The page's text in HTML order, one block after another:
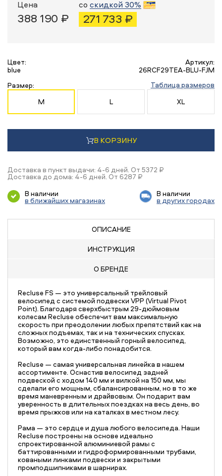
Цена
388 190 ₽
со скидкой 30%
271 733 ₽
Цвет:
blue
Артикул:
26RCF29TEA-BLU-FJM
Размер:
Таблица размеров
M
L XL
В КОРЗИНУ
Доставка в пункт выдачи: 4-6 дней. От 5372 ₽
Доставка до дома: 4-6 дней. От 6287 ₽
В наличии
в ближайших магазинах
В наличии
в других городах
ОПИСАНИЕ
ИНСТРУКЦИЯ
О БРЕНДЕ
Recluse FS — это универсальный трейловый
велосипед с системой подвески VPP (Virtual Pivot
Point). Благодаря сверхбыстрым 29-дюймовым
колесам Recluse обеспечит вам максимальную
скорость при преодолении любых препятствий как на
сложных подъемах, так и на технических спусках.
Возможно, это единственный горный велосипед,
который вам когда-либо понадобится.
Recluse — самая универсальная линейка в нашем
ассортименте. Оснастив велосипед задней
подвеской с ходом 140 мм и вилкой на 150 мм, мы
сделали его мощным, сбалансированным, но в то же
время маневренным и драйвовым. Он подарит вам
уверенность в длительных поездках на весь день, во
время прыжков или на каталках в местном лесу.
Рама — это сердце и душа любого велосипеда. Наши
Recluse построены на основе идеально
спроектированной алюминиевой рамы с
баттированными и гидроформированными трубами,
коваными линками подвески и закрытыми
промподшипниками в шарнирах.